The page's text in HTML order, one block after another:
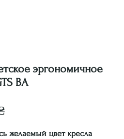
эргономичное
BA
Цена
желаемый цвет кресла